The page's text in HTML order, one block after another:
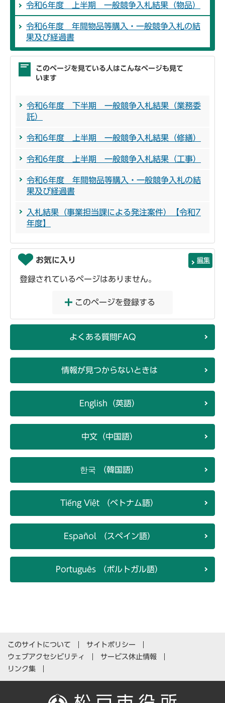
令和6年度 上半期 一般競争入札結果（物品）
令和6年度 年間物品等購入・一般競争入札の結
果及び経過書
このページを見ている人はこんなページも見て
います
令和6年度 下半期 一般競争入札結果（業務委
託）
令和6年度 上半期 一般競争入札結果（修繕）
令和6年度 上半期 一般競争入札結果（工事）
令和6年度 年間物品等購入・一般競争入札の結
果及び経過書
入札結果（事業担当課による発注案件）【令和7
年度】
お気に入り 編集
登録されているページはありません。
このページを登録する
よくある質問FAQ
情報が見つからないときは
English（英語）
中文（中国語）
한국 （韓国語）
Tiếng Việt （ベトナム語）
Español （スペイン語）
Português （ポルトガル語）
このサイトについて
サイトポリシー
ウェブアクセシビリティ
サービス休止情報
リンク集